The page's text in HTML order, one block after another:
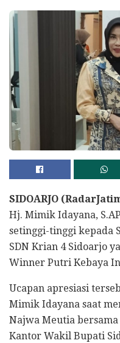
SIDOARJO
Hj. Mimik Idayana,
setinggi-tinggi kepada
SDN Krian 4 Sidoarjo
Winner Putri Kebaya
Ucapan apresiasi
Mimik Idayana saat
Najwa Meutia
Kantor Wakil Bupati